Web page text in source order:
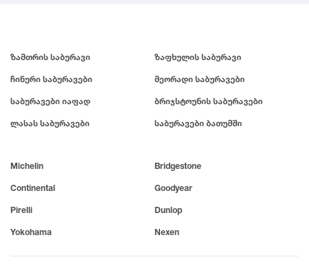
ზამთრის საბურავი ზაფხულის საბურავი
ჩინური საბურავები მეორადი საბურავები
საბურავები იაფად ბრიჯსტოუნის საბურავები
ლასას საბურავები საბურავები ბათუმში
Michelin Bridgestone
Continental Goodyear
Pirelli Dunlop
Yokohama Nexen